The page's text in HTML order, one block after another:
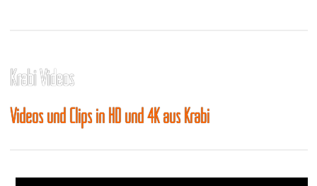
Krabi Videos
Videos und Clips in HD und 4K aus Krabi